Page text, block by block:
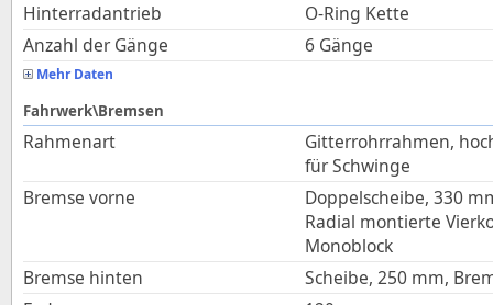
Hinterradantrieb
O-Ring Kette
Anzahl der Gänge
6 Gänge
Mehr Daten
Fahrwerk\Bremsen
Rahmenart
Gitterrohrrahmen,
für Schwinge
Bremse vorne
Doppelscheibe, 330
Radial montierte
Monoblock
Bremse hinten
Scheibe, 250 mm,